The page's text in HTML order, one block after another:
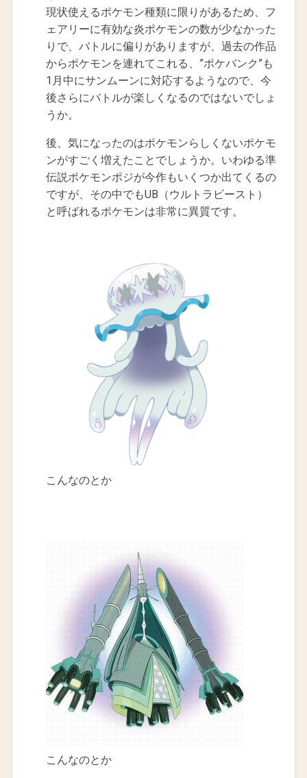
現状使えるポケモン種類に限りがあるため、フ
ェアリーに有効な炎ポケモンの数が少なかった
りで、バトルに偏りがありますが、過去の作品
からポケモンを連れてこれる、”ポケバンク”も
1月中にサンムーンに対応するようなので、今
後さらにバトルが楽しくなるのではないでしょ
うか。
後、気になったのはポケモンらしくないポケモ
ンがすごく増えたことでしょうか。いわゆる準
伝説ポケモンポジが今作もいくつか出てくるの
ですが、その中でもUB（ウルトラビースト）
と呼ばれるポケモンは非常に異質です。
こんなのとか
こんなのとか